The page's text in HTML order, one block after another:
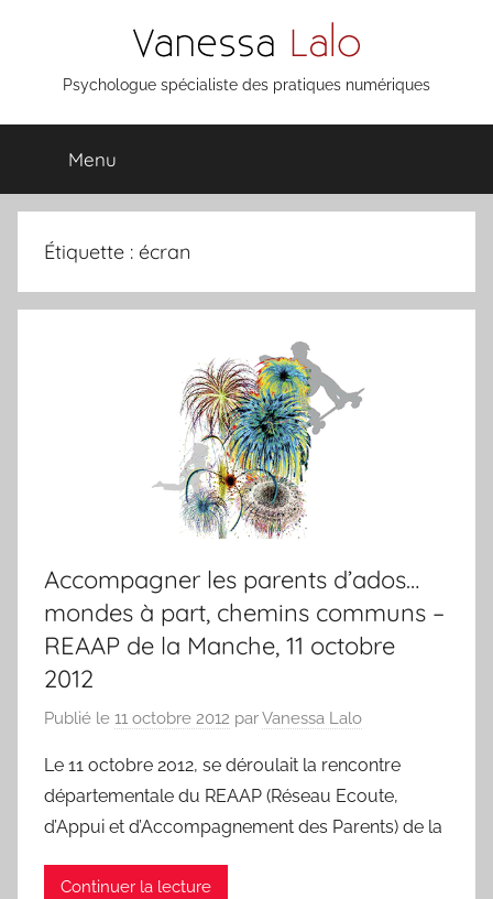
contenuVanessa
Lalo
Psychologue spécialiste des pratiques numériques
Menu
Étiquette : écran
Accompagner les parents d’ados…
mondes à part, chemins communs –
REAAP de la Manche, 11 octobre
2012
Publié le 11 octobre 2012 parVanessa Lalo
Le 11 octobre 2012, se déroulait la rencontre
départementale du REAAP (Réseau Ecoute,
d’Appui et d’Accompagnement des Parents) de la
Continuer la lecture